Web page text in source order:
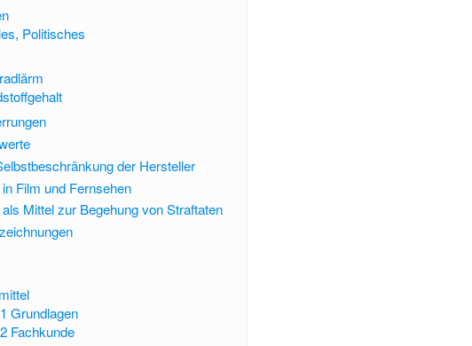
Politisches
der Hersteller
Film und Fernsehen
Mittel zur Begehung von Straftaten
Grundlagen
Fachkunde